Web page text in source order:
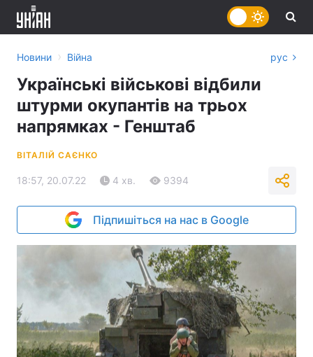
Новини › Війна рус
Українські військові відбили
штурми окупантів на трьох
напрямках - Генштаб
ВІТАЛІЙ САЄНКО
18:57, 20.07.22 4 хв. 9394
Підпишіться на нас в Google